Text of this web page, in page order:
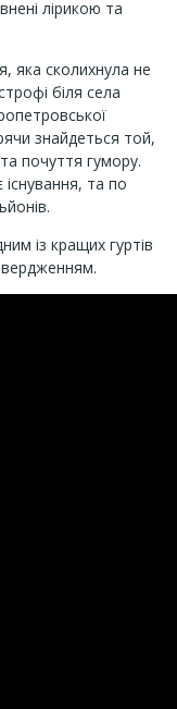
лірикою та
яка сколихнула не
біля села
знайдеться той,
почуття гумору.
та по
із кращих гуртів